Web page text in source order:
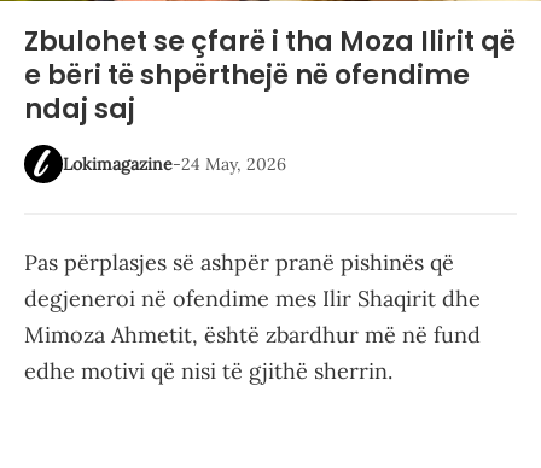
Zbulohet se çfarë i tha Moza Ilirit që
e bëri të shpërthejë në ofendime
ndaj saj
Lokimagazine-24 May, 2026
Pas përplasjes së ashpër pranë pishinës që
degjeneroi në ofendime mes Ilir Shaqirit dhe
Mimoza Ahmetit, është zbardhur më në fund
edhe motivi që nisi të gjithë sherrin.